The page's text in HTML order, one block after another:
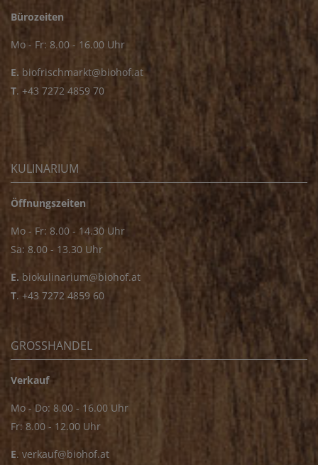
Bürozeiten
Mo - Fr: 8.00 - 16.00 Uhr
E. biofrischmarkt@biohof.at
T. +43 7272 4859 70
KULINARIUM
Öffnungszeiten
Mo - Fr: 8.00 - 14.30 Uhr
Sa: 8.00 - 13.30 Uhr
E. biokulinarium@biohof.at
T. +43 7272 4859 60
GROSSHANDEL
Verkauf
Mo - Do: 8.00 - 16.00 Uhr
Fr: 8.00 - 12.00 Uhr
E. verkauf@biohof.at